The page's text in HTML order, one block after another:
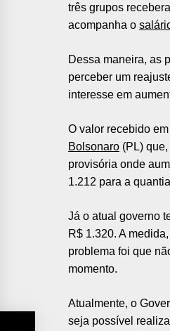
três grupos
acompanha o
Dessa maneira, as
perceber um
interesse em
O valor recebido
Bolsonaro (PL)
provisória onde
1.212 para a
Já o atual governo
R$ 1.320. A
problema foi que
momento.
Atualmente, o
seja possível